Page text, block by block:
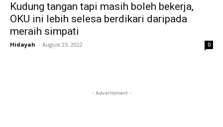
Kudung tangan tapi masih boleh bekerja,
OKU ini lebih selesa berdikari daripada
meraih simpati
Hidayah - August 23, 2022 0
- Advertisment -